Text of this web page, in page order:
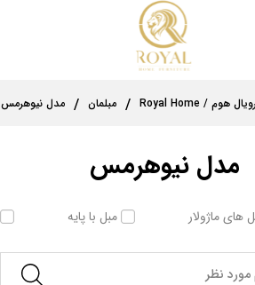
رویال هوم / Royal Home مبلمان مدل نیوهرمس
مدل نیوهرمس
های ماژولار مبل با پایه